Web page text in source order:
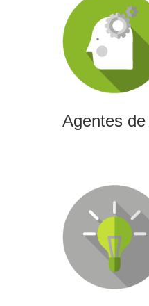
Agentes
Agentes de
Diseñamos agentes de
de automatizar procesos,
transformar la eficiencia
Creación
Ofrecemos soluciones
edición para cualquier tipo de
vídeos promocionales, spots o
de eventos.